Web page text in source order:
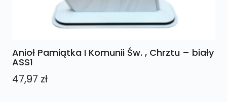
Anioł Pamiątka I Komunii Św. , Chrztu – biały
ASS1
47,97 zł